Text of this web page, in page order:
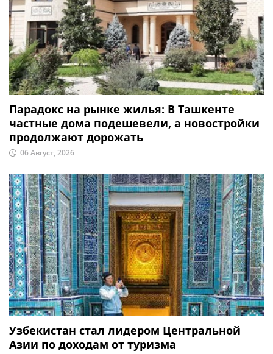
Парадокс на рынке жилья: В Ташкенте
частные дома подешевели, а новостройки
продолжают дорожать
06 Август, 2026
Узбекистан стал лидером Центральной
Азии по доходам от туризма